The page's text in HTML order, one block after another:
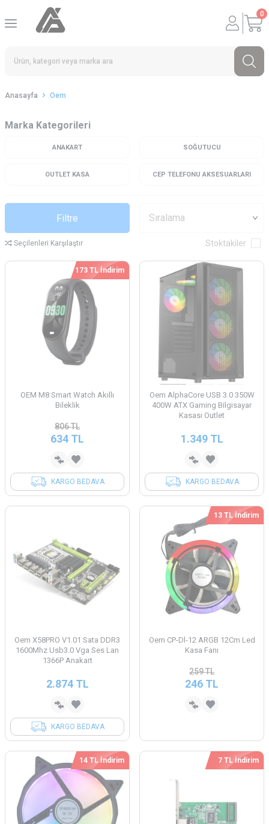
0
Anasayfa Oem
Marka Kategorileri
ANAKART SOĞUTUCU
OUTLET KASA CEP TELEFONU AKSESUARLARI
Filtre
Stoktakiler
Seçilenleri Karşılaştır
173 TL İndirim
OEM M8 Smart Watch Akıllı
Bileklik
806TL
634 TL
KARGO BEDAVA
Oem AlphaCore USB 3.0 350W
400W ATX Gaming Bilgisayar
Kasası Outlet
1.349TL
KARGO BEDAVA
Oem X58PRO V1.01 Sata DDR3
1600Mhz Usb3.0 Vga Ses Lan
1366P Anakart
2.874TL
KARGO BEDAVA
13 TL İndirim
Oem CP-Dl-12 ARGB 12Cm Led
Kasa Fanı
259TL
246 TL
14 TL İndirim 7 TL İndirim